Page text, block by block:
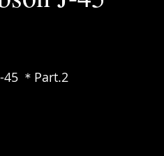
＊Part.2